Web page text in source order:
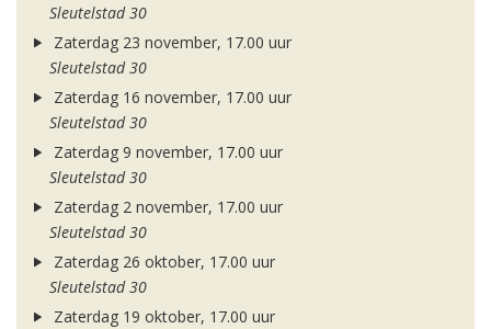
Sleutelstad 30
Zaterdag 23 november, 17.00 uur
Sleutelstad 30
Zaterdag 16 november, 17.00 uur
Sleutelstad 30
Zaterdag 9 november, 17.00 uur
Sleutelstad 30
Zaterdag 2 november, 17.00 uur
Sleutelstad 30
Zaterdag 26 oktober, 17.00 uur
Sleutelstad 30
Zaterdag 19 oktober, 17.00 uur